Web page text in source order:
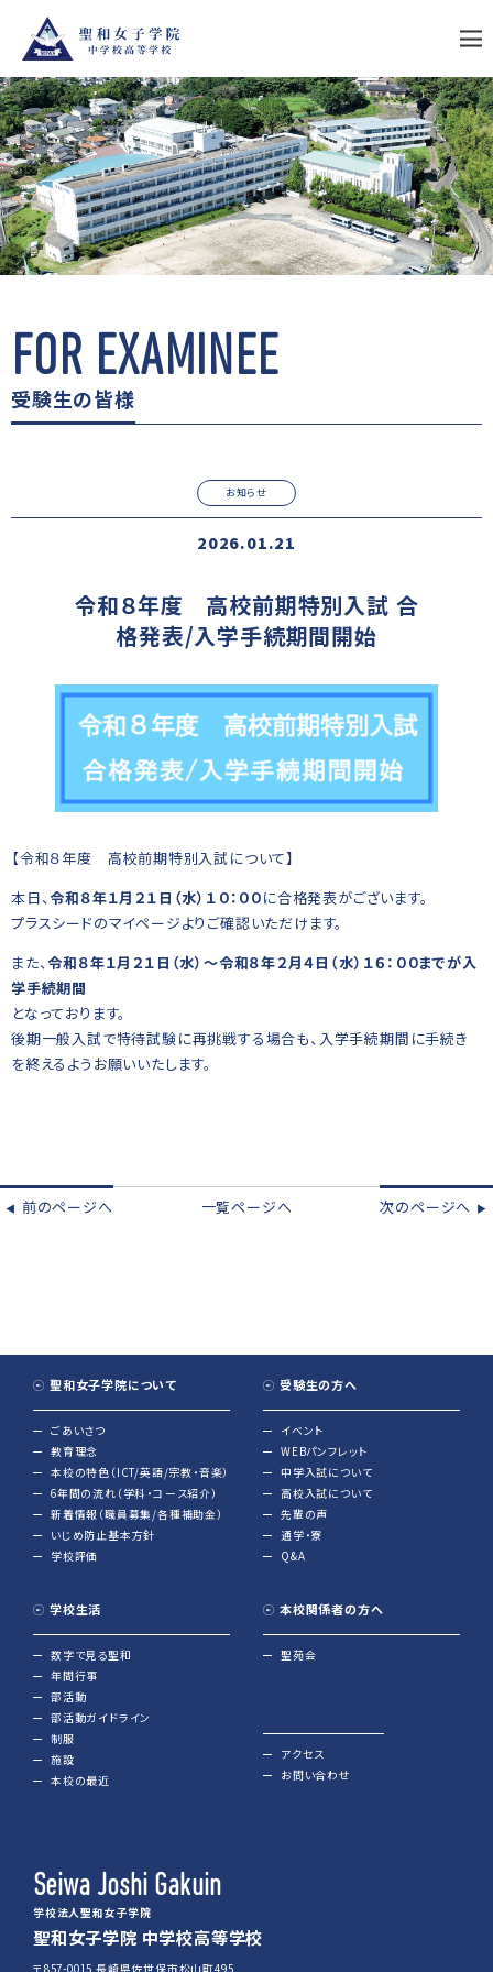
t
o
c
o
n
t
e
n
t
FOR EXAMINEE
受験生の皆様
お知らせ
2026.01.21
令和８年度 高校前期特別入試 合
格発表/入学手続期間開始
【令和８年度 高校前期特別入試について】
本日、令和８年１月２１日（水）１０：００に合格発表がございます。
プラスシードのマイページよりご確認いただけます。
また、令和８年１月２１日（水）～令和８年２月４日（水）１６：００までが入
学手続期間
となっております。
後期一般入試で特待試験に再挑戦する場合も、入学手続期間に手続き
を終えるようお願いいたします。
◀︎ 前のページへ 一覧ページへ 次のページへ ▶︎
聖和女子学院について
ごあいさつ
教育理念
本校の特色（ICT/英語/宗教・音楽）
6年間の流れ（学科・コース紹介）
新着情報（職員募集/各種補助金）
いじめ防止基本方針
学校評価
学校生活
数字で見る聖和
年間行事
部活動
部活動ガイドライン
制服
施設
本校の最近
受験生の方へ
イベント
WEBパンフレット
中学入試について
高校入試について
先輩の声
通学・寮
Q&A
本校関係者の方へ
聖苑会
アクセス
お問い合わせ
Seiwa Joshi Gakuin
学校法人聖和女子学院
聖和女子学院 中学校高等学校
〒857-0015 長崎県佐世保市松山町495